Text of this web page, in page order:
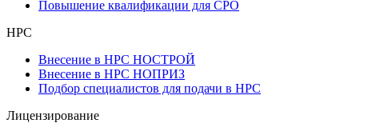
Повышение квалификации для СРО
НРС
Внесение в НРС НОСТРОЙ
Внесение в НРС НОПРИЗ
Подбор специалистов для подачи в НРС
Лицензирование